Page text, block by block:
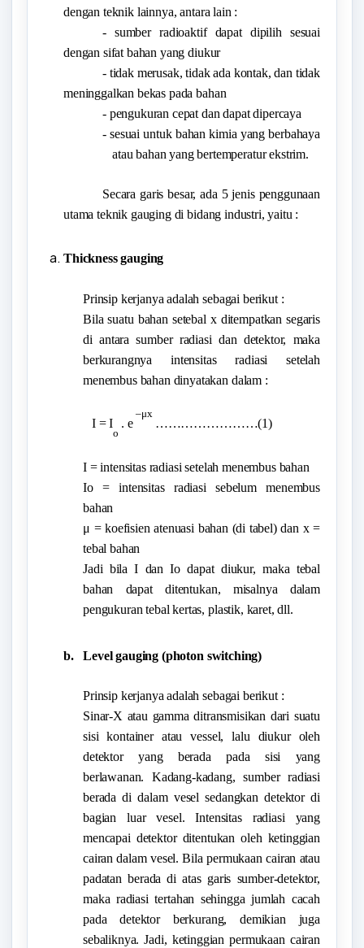
dengan teknik lainnya, antara lain :
- sumber radioaktif dapat dipilih sesuai
dengan sifat bahan yang diukur
- tidak merusak, tidak ada kontak, dan tidak
meninggalkan bekas pada bahan
- pengukuran cepat dan dapat dipercaya
- sesuai untuk bahan kimia yang berbahaya
atau bahan yang bertemperatur ekstrim.
Secara garis besar, ada 5 jenis penggunaan
utama teknik gauging di bidang industri, yaitu :
Thickness gauging
Prinsip kerjanya adalah sebagai berikut :
Bila suatu bahan setebal x ditempatkan segaris
di antara sumber radiasi dan detektor, maka
berkurangnya intensitas radiasi setelah
menembus bahan dinyatakan dalam :
I = I
o
. e
–μx
……………………(1)
I = intensitas radiasi setelah menembus bahan
Io = intensitas radiasi sebelum menembus
bahan
μ = koefisien atenuasi bahan (di tabel) dan x =
tebal bahan
Jadi bila I dan Io dapat diukur, maka tebal
bahan dapat ditentukan, misalnya dalam
pengukuran tebal kertas, plastik, karet, dll.
b. Level gauging (photon switching)
Prinsip kerjanya adalah sebagai berikut :
Sinar-X atau gamma ditransmisikan dari suatu
sisi kontainer atau vessel, lalu diukur oleh
detektor yang berada pada sisi yang
berlawanan. Kadang-kadang, sumber radiasi
berada di dalam vesel sedangkan detektor di
bagian luar vesel. Intensitas radiasi yang
mencapai detektor ditentukan oleh ketinggian
cairan dalam vesel. Bila permukaan cairan atau
padatan berada di atas garis sumber-detektor,
maka radiasi tertahan sehingga jumlah cacah
pada detektor berkurang, demikian juga
sebaliknya. Jadi, ketinggian permukaan cairan